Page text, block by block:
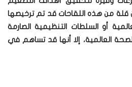
قلة من هذه اللقاحات قد تم ترخيصها
أو السلطات التنظيمية الصارمة
العالمية، إلا أنها قد تساهم في